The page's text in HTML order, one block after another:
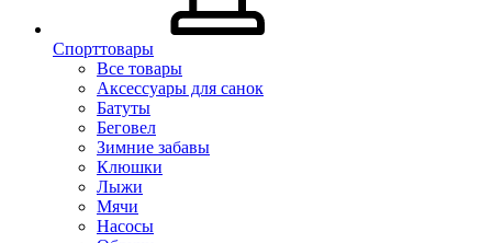
Спорттовары
Все товары
Аксессуары для санок
Батуты
Беговел
Зимние забавы
Клюшки
Лыжи
Мячи
Насосы